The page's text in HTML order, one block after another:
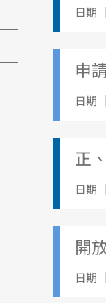
日期
申
日期
正
日期
開
日期